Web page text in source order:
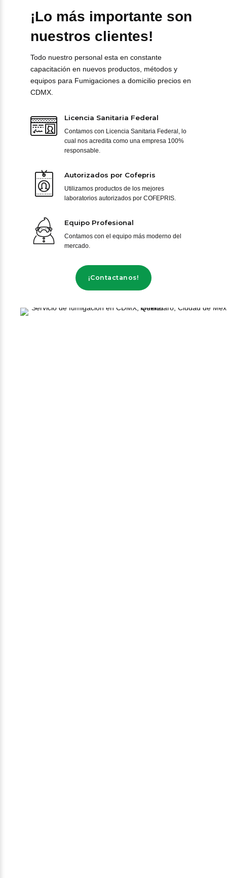
¡Lo más importante son
nuestros clientes!
Todo nuestro personal esta en constante
capacitación en nuevos productos, métodos y
equipos para Fumigaciones a domicilio precios en
CDMX.
Licencia Sanitaria Federal
Contamos con Licencia Sanitaria Federal, lo
cual nos acredita como una empresa 100%
responsable.
Autorizados por Cofepris
Utilizamos productos de los mejores
laboratorios autorizados por COFEPRIS.
Equipo Profesional
Contamos con el equipo más moderno del
mercado.
¡Contactanos!